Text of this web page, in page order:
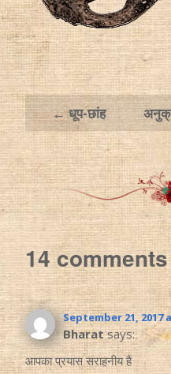
← धूप-छांह
14 comments
September 21, 2017
Bharat says:
आपका प्रयास सराहनीय है